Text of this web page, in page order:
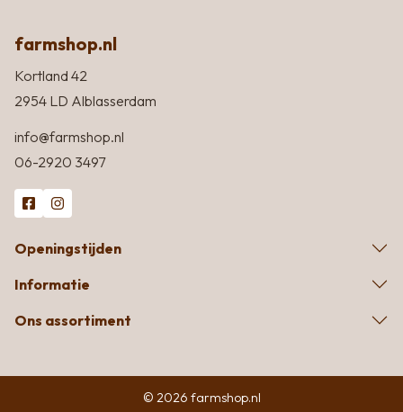
farmshop.nl
Kortland 42
2954 LD Alblasserdam
info@farmshop.nl
06-2920 3497
Openingstijden
Informatie
Ons assortiment
© 2026 farmshop.nl